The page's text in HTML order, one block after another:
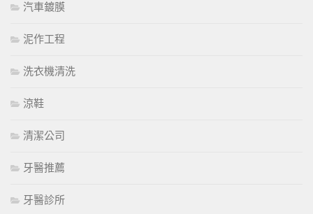
汽車鍍膜
泥作工程
洗衣機清洗
涼鞋
清潔公司
牙醫推薦
牙醫診所